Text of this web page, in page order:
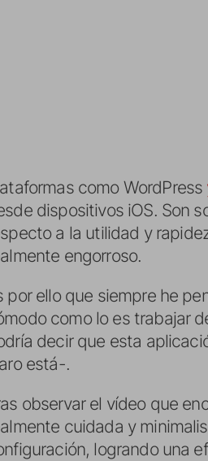
como WordPress
dispositivos iOS. Son
a la utilidad y
engorroso.
por ello que siempre he
como lo es trabajar
decir que esta
está-.
observar el vídeo que
cuidada y
logrando una